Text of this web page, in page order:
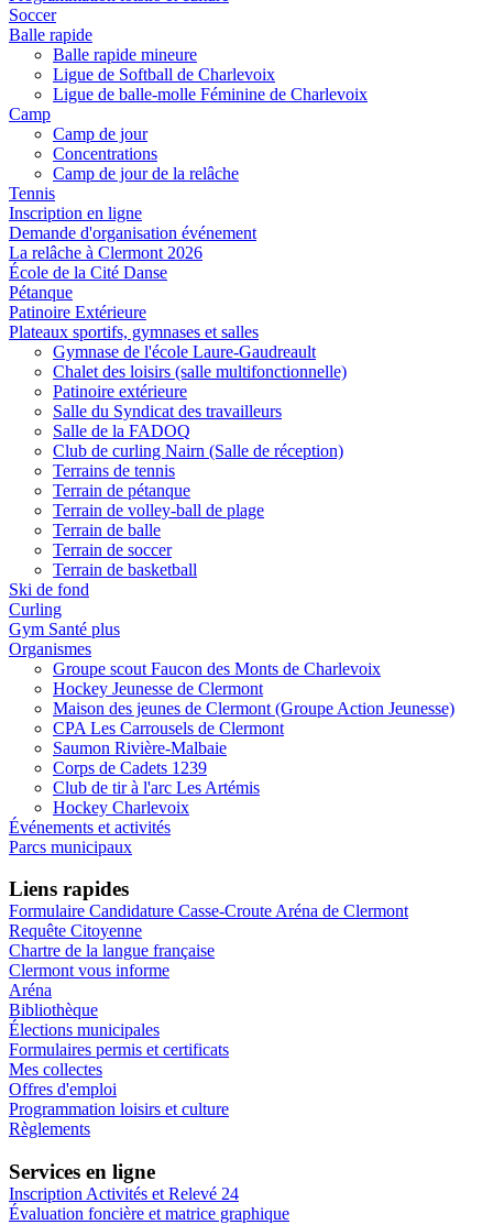
Soccer
Balle rapide
Balle rapide mineure
Ligue de Softball de Charlevoix
Ligue de balle-molle Féminine de Charlevoix
Camp
Camp de jour
Concentrations
Camp de jour de la relâche
Tennis
Inscription en ligne
Demande d'organisation événement
La relâche à Clermont 2026
École de la Cité Danse
Pétanque
Patinoire Extérieure
Plateaux sportifs, gymnases et salles
Gymnase de l'école Laure-Gaudreault
Chalet des loisirs (salle multifonctionnelle)
Patinoire extérieure
Salle du Syndicat des travailleurs
Salle de la FADOQ
Club de curling Nairn (Salle de réception)
Terrains de tennis
Terrain de pétanque
Terrain de volley-ball de plage
Terrain de balle
Terrain de soccer
Terrain de basketball
Ski de fond
Curling
Gym Santé plus
Organismes
Groupe scout Faucon des Monts de Charlevoix
Hockey Jeunesse de Clermont
Maison des jeunes de Clermont (Groupe Action Jeunesse)
CPA Les Carrousels de Clermont
Saumon Rivière-Malbaie
Corps de Cadets 1239
Club de tir à l'arc Les Artémis
Hockey Charlevoix
Événements et activités
Parcs municipaux
Liens rapides
Formulaire Candidature Casse-Croute Aréna de Clermont
Requête Citoyenne
Chartre de la langue française
Clermont vous informe
Aréna
Bibliothèque
Élections municipales
Formulaires permis et certificats
Mes collectes
Offres d'emploi
Programmation loisirs et culture
Règlements
Services en ligne
Inscription Activités et Relevé 24
Évaluation foncière et matrice graphique